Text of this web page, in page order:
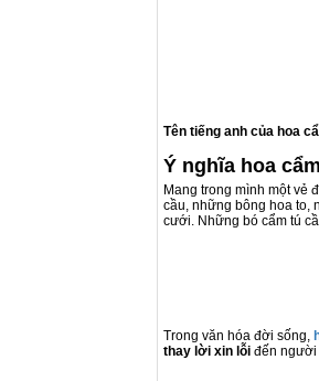
Tên tiếng anh của hoa
Ý nghĩa hoa
Mang trong mình một vẻ
cầu, những bông hoa to,
cưới. Những bó cẩm tú
Trong văn hóa đời sống,
thay lời xin lỗi đến người